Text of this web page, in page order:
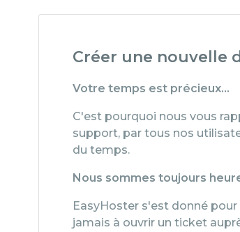
Créer une nouvelle
Votre temps est précieux…
C'est pourquoi nous vous
support, par tous nos
du temps.
Nous sommes toujours
EasyHoster s'est donné
jamais à ouvrir un ticket